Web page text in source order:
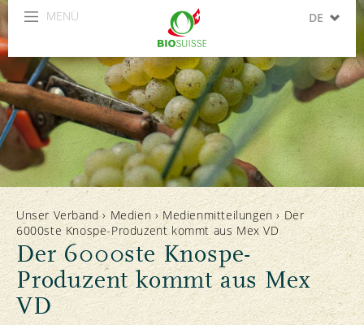
MENÜ DE
IT
Unser Verband› Medien ›Medienmitteilungen ›Der
6000ste Knospe-Produzent kommt aus Mex VD
Der 6000ste Knospe-
Produzent kommt aus Mex
VD